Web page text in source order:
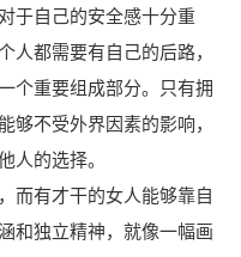
于自己的安全感十分重
人都需要有自己的后路，
个重要组成部分。只有拥
够不受外界因素的影响，
人的选择。
而有才干的女人能够靠自
和独立精神，就像一幅画